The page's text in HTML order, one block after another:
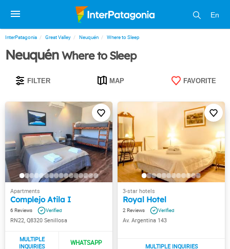
En
InterPatagonia Great Valley Neuquén Where to Sleep
NeuquénWhere to Sleep
FILTER MAP FAVORITE
Complejo Atila I
6
RN22, Q8320 Senillosa
Royal Hotel
2
Av. Argentina 143